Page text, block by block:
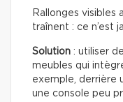
Rallonges visibles
traînent : ce n’est
Solution : utiliser
meubles qui
exemple, derrière
une console peu